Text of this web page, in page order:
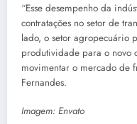
“Esse desempenho da
contratações no setor de
lado, o setor agropecuário
produtividade para o
movimentar o mercado de
Fernandes.
Imagem: Envato